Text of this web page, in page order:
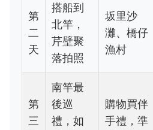
第
二
天
搭船到
北竿，
芹壁聚
落拍照
坂里沙
灘、橋仔
漁村
第
三
南竿最
後巡
禮，如
購物買伴
手禮，準